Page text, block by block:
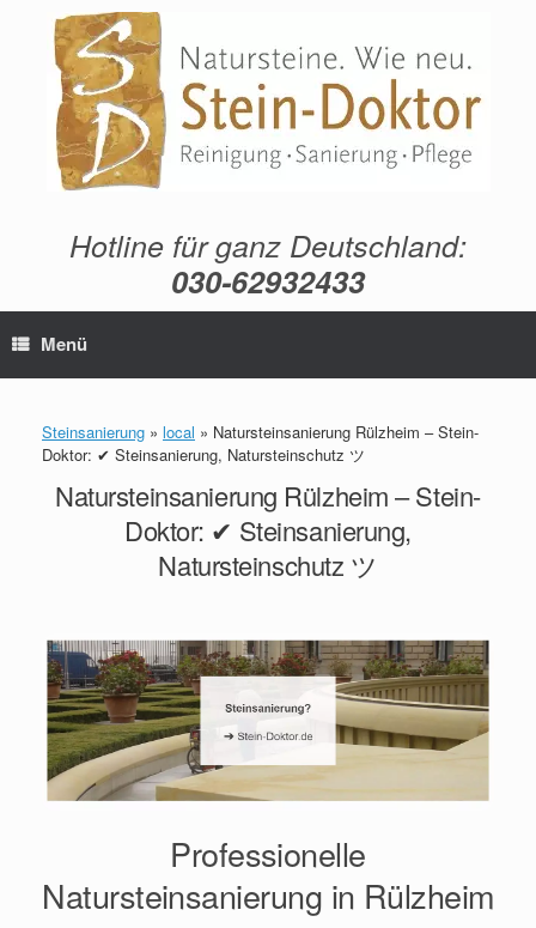
springen
Hotline für ganz Deutschland:
030-62932433
Menü
Steinsanierung » local » Natursteinsanierung Rülzheim – Stein-
Doktor: ✔ Steinsanierung, Natursteinschutz ツ
Natursteinsanierung Rülzheim – Stein-
Doktor: ✔ Steinsanierung,
Natursteinschutz ツ
Professionelle
Natursteinsanierung in Rülzheim